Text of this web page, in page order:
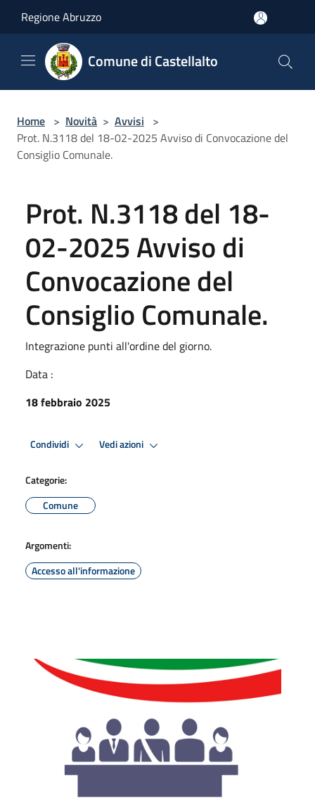
Regione Abruzzo
Comune di Castellalto
Home > Novità > Avvisi >
Prot. N.3118 del 18-02-2025 Avviso di Convocazione del
Consiglio Comunale.
Prot. N.3118 del 18-
02-2025 Avviso di
Convocazione del
Consiglio Comunale.
Integrazione punti all'ordine del giorno.
Data :
18 febbraio 2025
Condividi Vedi azioni
Categorie:
Comune
Argomenti:
Accesso all'informazione